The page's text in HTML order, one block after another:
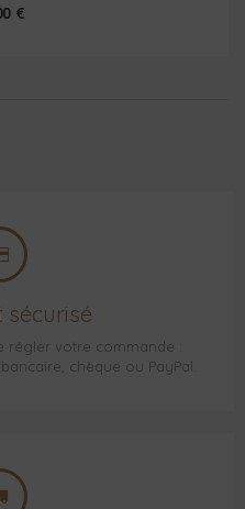
€
sécurisé
régler votre commande :
chèque ou PayPal.